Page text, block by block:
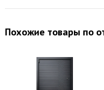
Похожие товары по